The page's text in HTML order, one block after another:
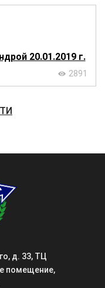
20.01.2019 г.
2891
д. 33, ТЦ
помещение,